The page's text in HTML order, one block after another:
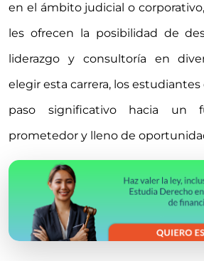
en el ámbito judicial o
les ofrecen la posibilidad de
liderazgo y consultoría en
elegir esta carrera, los
paso significativo hacia un
prometedor y lleno de